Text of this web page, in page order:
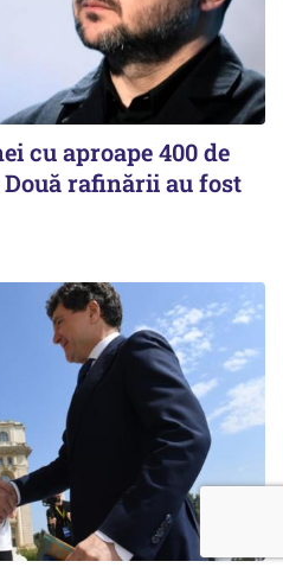
cu aproape 400 de
rafinării au fost